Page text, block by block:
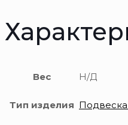
Вес Н/Д
Тип изделия